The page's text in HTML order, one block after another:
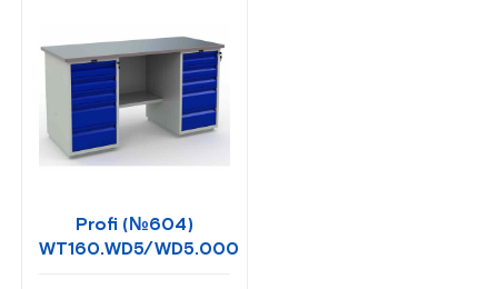
Profi (№604)
WT160.WD5/WD5.000